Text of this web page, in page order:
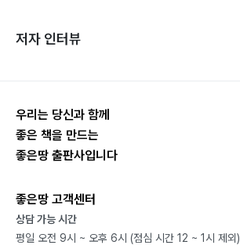
저자 인터뷰
우리는 당신과 함께
좋은 책을 만드는
좋은땅 출판사입니다
좋은땅 고객센터
상담 가능 시간
평일 오전 9시 ~ 오후 6시 (점심 시간 12 ~ 1시 제외)